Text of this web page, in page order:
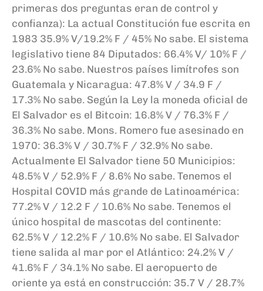
primeras dos preguntas eran de control y
confianza): La actual Constitución fue escrita en
1983 35.9% V/19.2% F / 45% No sabe. El sistema
legislativo tiene 84 Diputados: 66.4% V/ 10% F /
23.6% No sabe. Nuestros países limítrofes son
Guatemala y Nicaragua: 47.8% V / 34.9 F /
17.3% No sabe. Según la Ley la moneda oficial de
El Salvador es el Bitcoin: 16.8% V / 76.3% F /
36.3% No sabe. Mons. Romero fue asesinado en
1970: 36.3% V / 30.7% F / 32.9% No sabe.
Actualmente El Salvador tiene 50 Municipios:
48.5% V / 52.9% F / 8.6% No sabe. Tenemos el
Hospital COVID más grande de Latinoamérica:
77.2% V / 12.2 F / 10.6% No sabe. Tenemos el
único hospital de mascotas del continente:
62.5% V / 12.2% F / 10.6% No sabe. El Salvador
tiene salida al mar por el Atlántico: 24.2% V /
41.6% F / 34.1% No sabe. El aeropuerto de
oriente ya está en construcción: 35.7 V / 28.7%